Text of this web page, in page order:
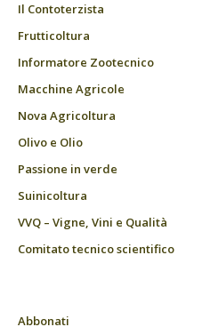
Il Contoterzista
Frutticoltura
Informatore Zootecnico
Macchine Agricole
Nova Agricoltura
Olivo e Olio
Passione in verde
Suinicoltura
VVQ – Vigne, Vini e Qualità
Comitato tecnico scientifico
Abbonati